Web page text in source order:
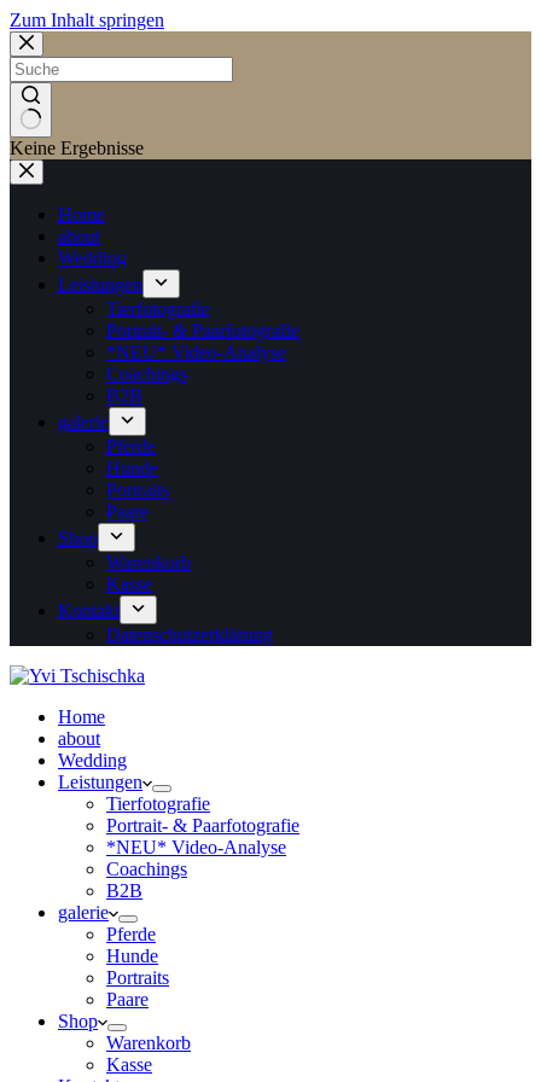
Zum Inhalt springen
Keine Ergebnisse
Home
about
Wedding
Leistungen
Tierfotografie
Portrait- & Paarfotografie
*NEU* Video-Analyse
Coachings
B2B
galerie
Pferde
Hunde
Portraits
Paare
Shop
Warenkorb
Kasse
Kontakt
Datenschutzerklärung
Home
about
Wedding
Leistungen
Tierfotografie
Portrait- & Paarfotografie
*NEU* Video-Analyse
Coachings
B2B
galerie
Pferde
Hunde
Portraits
Paare
Shop
Warenkorb
Kasse